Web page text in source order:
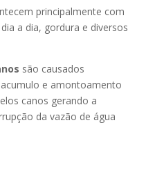
principalmente com
a dia, gordura e diversos
são causados
e amontoamento
canos gerando a
da vazão de água